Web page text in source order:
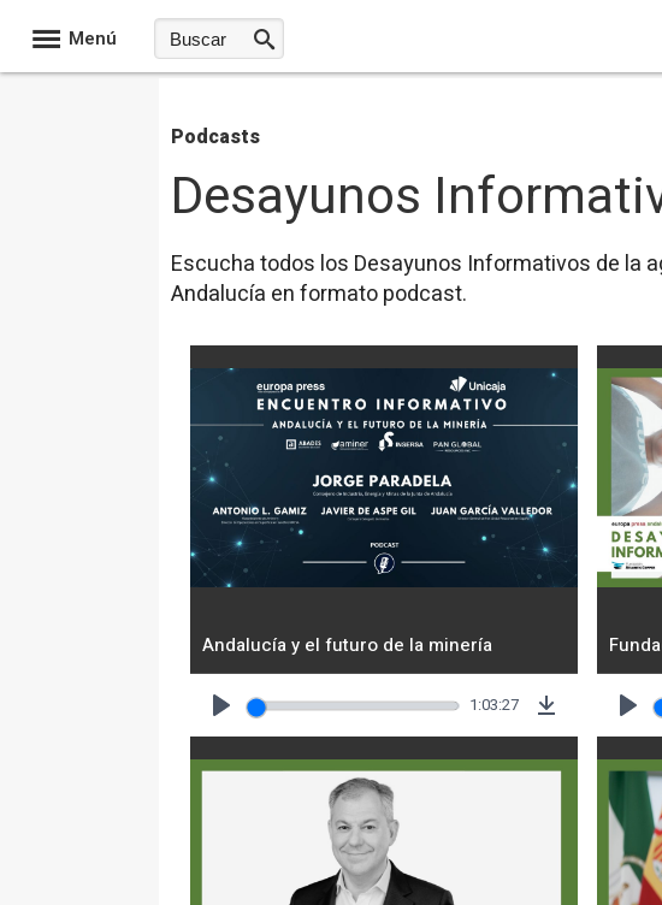
Menú
Podcasts
Desayunos
Escucha todos los Desayunos Informativos de la
Andalucía en formato podcast.
Andalucía y el futuro de la minería
1:03:27